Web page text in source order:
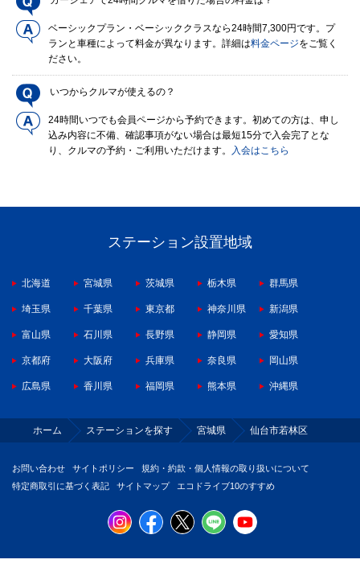
ベーシックプラン・ベーシッククラスなら24時間7,300円です。プ
ランと車種によって料金が異なります。詳細は料金ページをご覧く
ださい。
いつからクルマが使えるの？
24時間いつでも会員ページから予約できます。初めての方は、申し
込み内容に不備、確認事項がない場合は最短15分で入会完了とな
り、クルマの予約・ご利用いただけます。
入会はこちら
ステーション設置地域
北海道 宮城県 茨城県 栃木県 群馬県
埼玉県 千葉県 東京都 神奈川県 新潟県
富山県 石川県 長野県 静岡県 愛知県
京都府 大阪府 兵庫県 奈良県 岡山県
広島県 香川県 福岡県 熊本県 沖縄県
ホーム ステーションを探す 宮城県 仙台市若林区
お問い合わせ サイトポリシー
規約・約款・個人情報の取り扱いについて
特定商取引に基づく表記
サイトマップ エコドライブ10のすすめ